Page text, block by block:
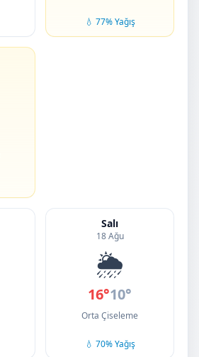
💧 77% Yağış
Salı
18 Ağu
🌦️
16°10°
Orta Çiseleme
💧 70% Yağış